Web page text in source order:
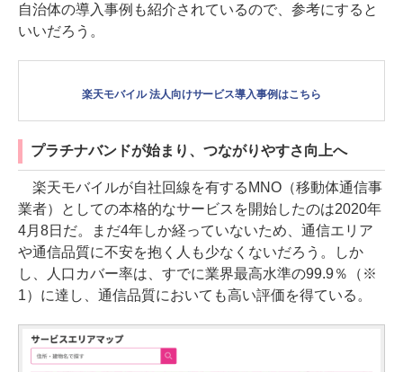
自治体の導入事例も紹介されているので、参考にすると
いいだろう。
楽天モバイル 法人向けサービス導入事例はこちら
プラチナバンドが始まり、つながりやすさ向上へ
楽天モバイルが自社回線を有するMNO（移動体通信事
業者）としての本格的なサービスを開始したのは2020年
4月8日だ。まだ4年しか経っていないため、通信エリア
や通信品質に不安を抱く人も少なくないだろう。しか
し、人口カバー率は、すでに業界最高水準の99.9％（※
1）に達し、通信品質においても高い評価を得ている。